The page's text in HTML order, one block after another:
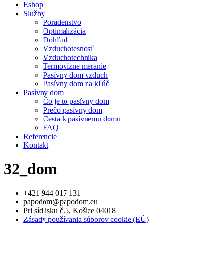
Eshop
Služby
Poradenstvo
Optimalizácia
Dohľad
Vzduchotesnosť
Vzduchotechnika
Termovízne meranie
Pasívny dom vzduch
Pasívny dom na kľúč
Pasívny dom
Čo je to pasívny dom
Prečo pasívny dom
Cesta k pasívnemu domu
FAQ
Referencie
Kontakt
32_dom
+421 944 017 131
papodom@papodom.eu
Pri sídlisku č.5, Košice 04018
Zásady používania súborov cookie (EÚ)